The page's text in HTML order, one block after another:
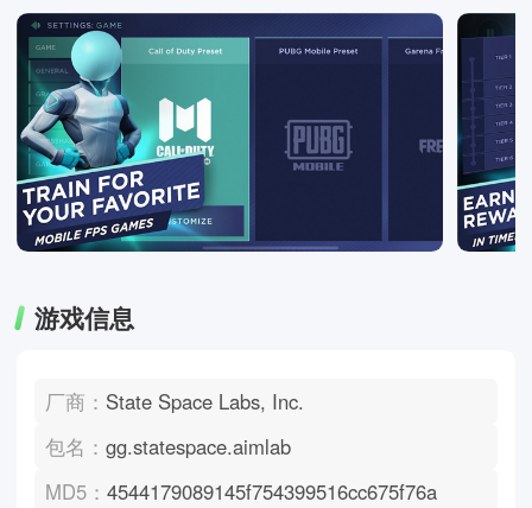
游戏信息
厂商： State Space Labs, Inc.
包名：gg.statespace.aimlab
MD5：4544179089145f754399516cc675f76a